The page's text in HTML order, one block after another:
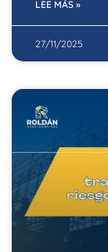
LEE MÁS »
27/11/2025